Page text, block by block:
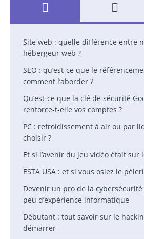
Site web : quelle différence entre
hébergeur web ?
SEO : qu’est-ce que le
comment l’aborder ?
Qu’est-ce que la clé de sécurité
renforce-t-elle vos comptes ?
PC : refroidissement à air ou par
choisir ?
Et si l’avenir du jeu vidéo était sur
ESTA USA : et si vous osiez le
Devenir un pro de la
peu d’expérience informatique
Débutant : tout savoir sur le
démarrer